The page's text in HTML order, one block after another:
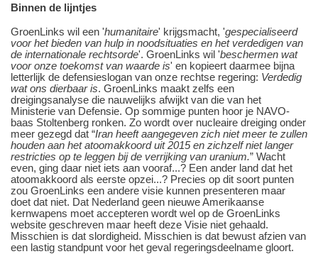
Binnen de lijntjes
GroenLinks wil een 'humanitaire' krijgsmacht, 'gespecialiseerd
voor het bieden van hulp in noodsituaties en het verdedigen van
de internationale rechtsorde'. GroenLinks wil 'beschermen wat
voor onze toekomst van waarde is' en kopieert daarmee bijna
letterlijk de defensieslogan van onze rechtse regering: Verdedig
wat ons dierbaar is. GroenLinks maakt zelfs een
dreigingsanalyse die nauwelijks afwijkt van die van het
Ministerie van Defensie. Op sommige punten hoor je NAVO-
baas Stoltenberg ronken. Zo wordt over nucleaire dreiging onder
meer gezegd dat “Iran heeft aangegeven zich niet meer te zullen
houden aan het atoomakkoord uit 2015 en zichzelf niet langer
restricties op te leggen bij de verrijking van uranium.” Wacht
even, ging daar niet iets aan vooraf...? Een ander land dat het
atoomakkoord als eerste opzei...? Precies op dit soort punten
zou GroenLinks een andere visie kunnen presenteren maar
doet dat niet. Dat Nederland geen nieuwe Amerikaanse
kernwapens moet accepteren wordt wel op de GroenLinks
website geschreven maar heeft deze Visie niet gehaald.
Misschien is dat slordigheid. Misschien is dat bewust afzien van
een lastig standpunt voor het geval regeringsdeelname gloort.